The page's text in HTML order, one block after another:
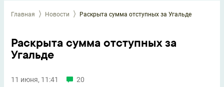
Главная Новости Раскрыта сумма отступных за Угальде
Раскрыта сумма отступных за
Угальде
11 июня, 11:41 20